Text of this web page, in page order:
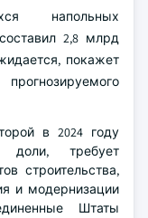
напольных
2,8 млрд
покажет
в 2024 году
доли, требует
строительства,
и модернизации
Штаты